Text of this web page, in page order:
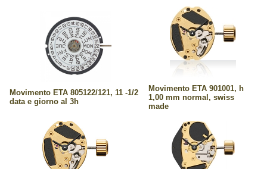
Movimento ETA 805122/121, 11 -1/2
data e giorno al 3h
Movimento ETA 901001, h
1,00 mm normal, swiss
made